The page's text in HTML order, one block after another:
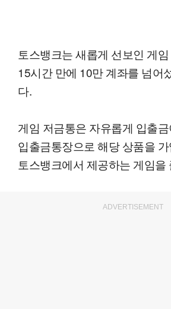
토스뱅크는 새롭게 선보인 게
15시간 만에 10만 계좌를 넘어
다.
게임 저금통은 자유롭게 입출
입출금통장으로 해당 상품을
토스뱅크에서 제공하는 게임을
ADVERTISEMENT